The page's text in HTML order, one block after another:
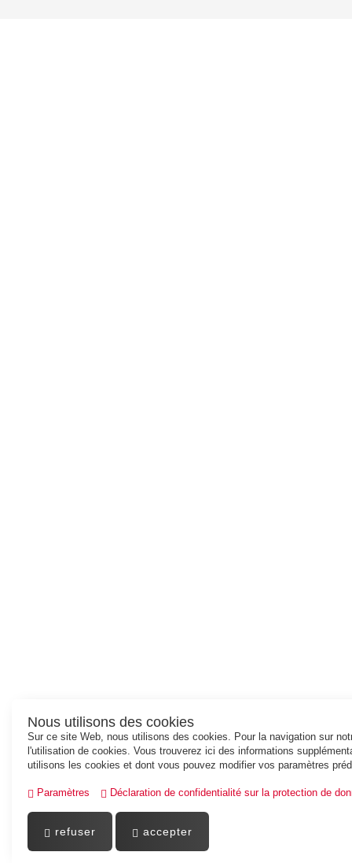
Nous utilisons des cookies
Sur ce site Web, nous utilisons des cookies. Pour la navigation sur
l'utilisation de cookies. Vous trouverez ici des informations
utilisons les cookies et dont vous pouvez modifier vos paramètres
Paramètres Déclaration de confidentialité sur la protection de
refuser accepter